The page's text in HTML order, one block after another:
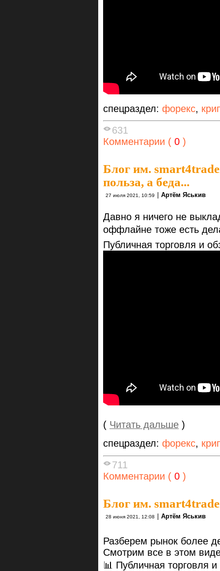
спецраздел: форекс,
631
Комментарии ( 0 )
Блог им.
польза, а беда...
27 июля 2021, 10:59 Артём Яськив
Давно я ничего не
оффлайне тоже есть
Публичная торговля и
( Читать дальше )
спецраздел: форекс,
711
Комментарии ( 0 )
Блог им.
28 июня 2021, 12:08 Артём Яськив
Разберем рынок более
Смотрим все в этом
📊 Публичная торговля